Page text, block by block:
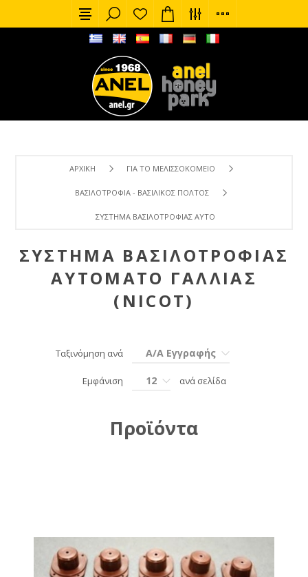
ΑΡΧΙΚΉ ΓΙΑ ΤΟ ΜΕΛΙΣΣΟΚΟΜΕΊΟ
ΒΑΣΙΛΟΤΡΟΦΊΑ - ΒΑΣΙΛΙΚΌΣ ΠΟΛΤΌΣ
ΣΎΣΤΗΜΑ ΒΑΣΙΛΟΤΡΟΦΊΑΣ ΑΥΤΌΜΑΤΟ ΓΑΛΛΊΑΣ (NICOT)
ΣΎΣΤΗΜΑ ΒΑΣΙΛΟΤΡΟΦΊΑΣ
ΑΥΤΌΜΑΤΟ ΓΑΛΛΊΑΣ
(NICOT)
Ταξινόμηση ανά Α/Α Εγγραφής
Εμφάνιση 12 ανά σελίδα
Προϊόντα